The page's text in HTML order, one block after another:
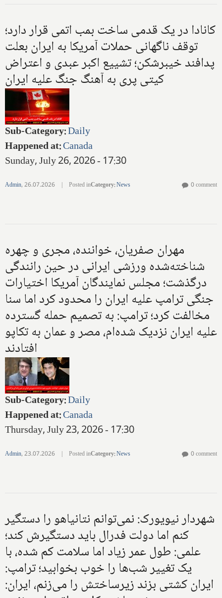
کانادا در یک قدمی ساخت بمب اتمی قرار دارد؛
توقف ناگهانی حملات آمریکا به ایران بعلت
پدافند خیبرشکن؛ تشییع اکبر عبدی و اعتراض
کیتی پری به آهنگ جنگ علیه ایران
Sub-Category:Daily
Happened at:Canada
Sunday, July 26, 2026 - 17:30
Admin,26.07.2026 | Posted inCategory:News 0 comment
مهران صفریان، خواننده، مجری و چهره
شناخته‌شده ورزشی ایرانی در حین رانندگی
درگذشت؛ مجلس نمایندگان آمریکا اختیارات
جنگی ترامپ علیه ایران را محدود کرد اما سنا
مخالفت کرد؛ ترامپ: به تصمیم حمله گسترده
علیه ایران نزدیک شده‌ام، مصر و عمان به تکاپو
افتادند
Sub-Category:Daily
Happened at:Canada
Thursday, July 23, 2026 - 17:30
Admin,23.07.2026 | Posted inCategory:News 0 comment
شهردار نیویورک: نمی‌توانم نتانیاهو را دستگیر
کنم اما دولت فدرال باید دستگیرش کند؛
علمی: طول عمر زیاد اما سلامت کم شده، با
یک تغییر شب‌ها را خوب بخوابید؛ ترامپ:
ایران کشتی بزند زیرساختش را می‌زنم، ایران: